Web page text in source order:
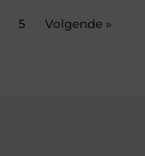
5 Volgende »